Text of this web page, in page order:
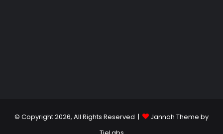
© Copyright 2026, All Rights Reserved |
Jannah Theme by